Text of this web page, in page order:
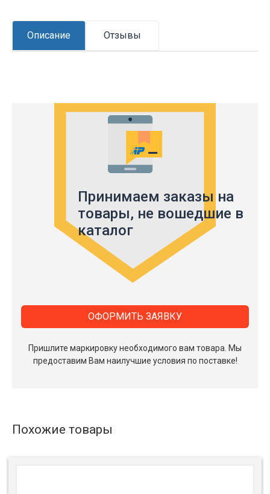
Описание Отзывы
Принимаем заказы на
товары, не вошедшие в
каталог
Пришлите маркировку необходимого вам товара. Мы
предоставим Вам наилучшие условия по поставке!
ОФОРМИТЬ ЗАЯВКУ
Похожие товары